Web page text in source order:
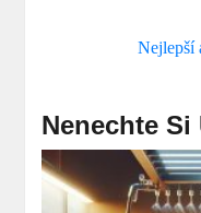
Nejlepší
Nenechte Si